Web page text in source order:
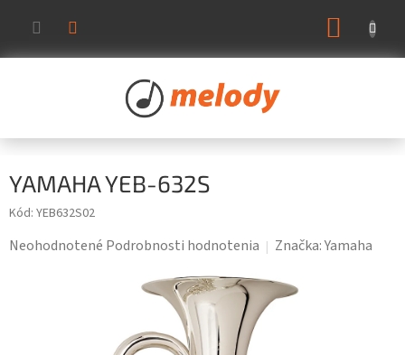
obsah
YAMAHA YEB-632S
Kód: YEB632S02
Priemerné
Neohodnotené Podrobnosti hodnotenia Značka:Yamaha